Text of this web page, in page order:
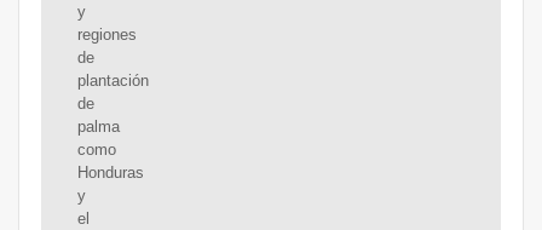
y
regiones
de
plantación
de
palma
como
Honduras
y
el